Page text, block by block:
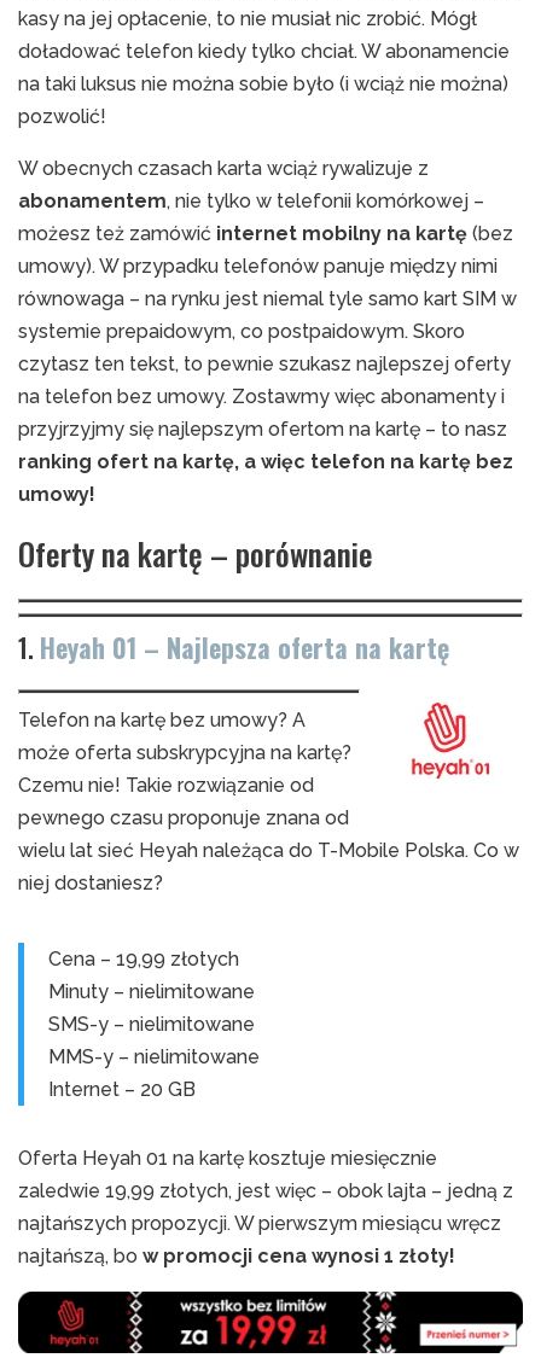
kasy na jej opłacenie, to nie musiał nic zrobić. Mógł
doładować telefon kiedy tylko chciał. W abonamencie
na taki luksus nie można sobie było (i wciąż nie można)
pozwolić!
W obecnych czasach karta wciąż rywalizuje z
abonamentem, nie tylko w telefonii komórkowej –
możesz też zamówić internet mobilny na kartę (bez
umowy). W przypadku telefonów panuje między nimi
równowaga – na rynku jest niemal tyle samo kart SIM w
systemie prepaidowym, co postpaidowym. Skoro
czytasz ten tekst, to pewnie szukasz najlepszej oferty
na telefon bez umowy. Zostawmy więc abonamenty i
przyjrzyjmy się najlepszym ofertom na kartę – to nasz
ranking ofert na kartę, a więc telefon na kartę bez
umowy!
Oferty na kartę – porównanie
1. Heyah 01 – Najlepsza oferta na kartę
Telefon na kartę bez umowy? A
może oferta subskrypcyjna na kartę?
Czemu nie! Takie rozwiązanie od
pewnego czasu proponuje znana od
wielu lat sieć Heyah należąca do T-Mobile Polska. Co w
niej dostaniesz?
Cena – 19,99 złotych
Minuty – nielimitowane
SMS-y – nielimitowane
MMS-y – nielimitowane
Internet – 20 GB
Oferta Heyah 01 na kartę kosztuje miesięcznie
zaledwie 19,99 złotych, jest więc – obok lajta – jedną z
najtańszych propozycji. W pierwszym miesiącu wręcz
najtańszą, bo w promocji cena wynosi 1 złoty!